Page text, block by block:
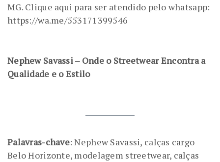
MG. Clique aqui para ser atendido pelo whatsapp:
https://wa.me/553171399546
Nephew Savassi – Onde o Streetwear Encontra a
Qualidade e o Estilo
Palavras-chave: Nephew Savassi, calças cargo
Belo Horizonte, modelagem streetwear, calças